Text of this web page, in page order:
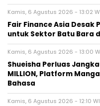
Kamis, 6 Agustus 2026 - 13:02
Fair Finance Asia Desak
untuk Sektor Batu Bara
Kamis, 6 Agustus 2026 - 13:00
Shueisha Perluas
MILLION, Platform
Bahasa
Kamis, 6 Agustus 2026 - 12:10